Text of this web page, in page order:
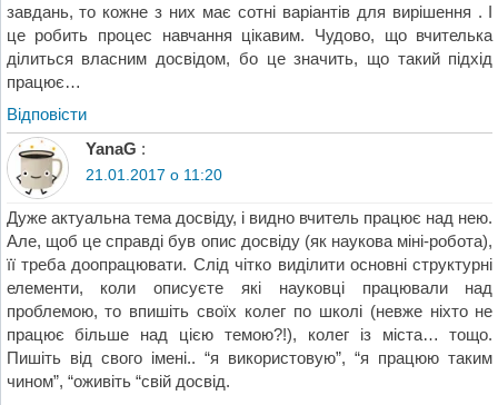
завдань, то кожне з них має сотні варіантів для вирішення . І
це робить процес навчання цікавим. Чудово, що вчителька
ділиться власним досвідом, бо це значить, що такий підхід
працює…
Відповіcти
YanaG :
21.01.2017 о 11:20
Дуже актуальна тема досвіду, і видно вчитель працює над нею.
Але, щоб це справді був опис досвіду (як наукова міні-робота),
її треба доопрацювати. Слід чітко виділити основні структурні
елементи, коли описуєте які науковці працювали над
проблемою, то впишіть своїх колег по школі (невже ніхто не
працює більше над цією темою?!), колег із міста… тощо.
Пишіть від свого імені.. “я використовую”, “я працюю таким
чином”, “оживіть “свій досвід.